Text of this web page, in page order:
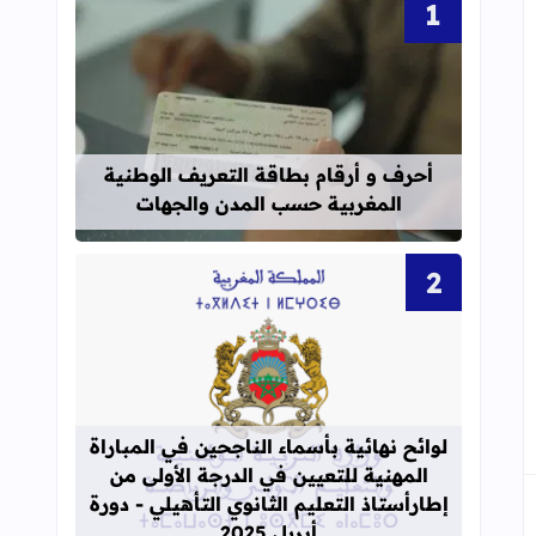
قراءة المزيد عن أحرف و أرقام
أحرف و أرقام بطاقة التعريف الوطنية
المغربية حسب المدن والجهات
قراءة المزيد عن لوائح نهائية بأسماء
لوائح نهائية بأسماء الناجحين في المباراة
المهنية للتعيين في الدرجة الأولى من
إطارأستاذ التعليم الثانوي التأهيلي - دورة